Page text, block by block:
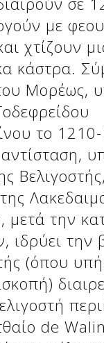
με
χτίζουν
κάστρα.
Μορέως,
το
μετά την
ιδρύει την
(όπου
de